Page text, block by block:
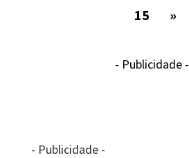
15
»
- Publicidade -
- Publicidade -